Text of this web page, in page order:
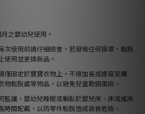
之嬰幼兒使用。
次使用前請仔細檢查，若發現任何損壞、鬆脫
使用並更換新品。
僅固定於寶寶衣物上，不得加長或連接至繩
物鬆脫處等物品，以避免兒童勒頸風險。
監護，嬰幼兒睡眠或躺臥於嬰兒床、床或搖床
時間配戴，以防零件鬆脫造成吞食危險。